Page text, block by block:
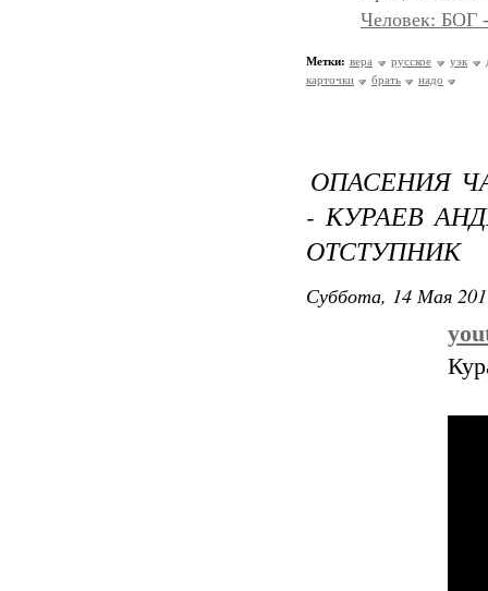
Человек:
Метки: вера русское уэк
карточки
брать надо
ОПАСЕНИЯ
- КУРАЕВ
ОТСТУПНИК
Суббота, 14 Мая